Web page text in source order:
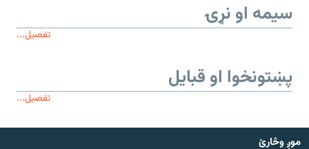
سیمه او نړۍ
تفصیل...
پښتونخوا او قبایل
تفصیل...
موږ وڅارئ